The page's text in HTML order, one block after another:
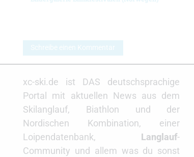
Schreibe einen Kommentar
xc-ski.de ist DAS deutschsprachige
Portal mit aktuellen News aus dem
Skilanglauf, Biathlon und der
Nordischen Kombination, einer
Loipendatenbank, Langlauf-
Community und allem was du sonst